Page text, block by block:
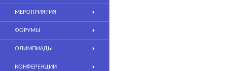
МЕРОПРИЯТИЯ
ФОРУМЫ
ОЛИМПИАДЫ
КОНФЕРЕНЦИИ